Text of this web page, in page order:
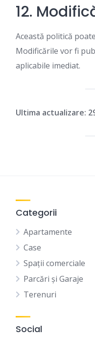
12.
Această politică
Modificările vor fi
aplicabile imediat.
Ultima actualizare:
Categorii
Apartamente
Case
Spații comerciale
Parcări și Garaje
Terenuri
Social